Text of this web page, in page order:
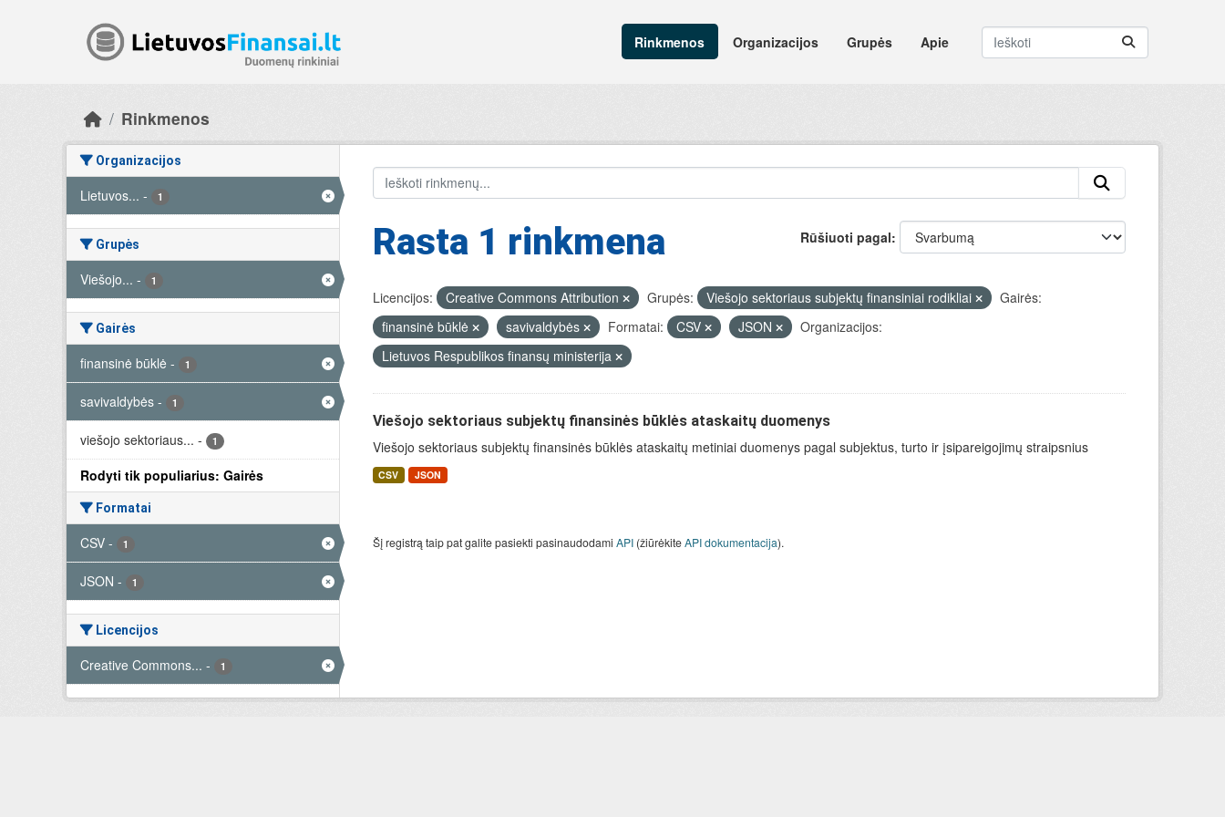
Rinkmenos
Organizacijos Grupės Apie
Rinkmenos
Organizacijos
Lietuvos... - 1
Grupės
Viešojo... - 1
Gairės
finansinė būklė - 1
savivaldybės - 1
viešojo sektoriaus... - 1
Rodyti tik populiarius: Gairės
Formatai
CSV - 1
JSON - 1
Licencijos
Creative Commons... - 1
Rūšiuoti pagal
Rasta 1 rinkmena
Licencijos: Creative Commons Attribution Grupės: Viešojo sektoriaus subjektų finansiniai rodikliai
Gairės:
finansinė būklė
savivaldybės Formatai: CSV JSON
Organizacijos:
Lietuvos Respublikos finansų ministerija
Viešojo sektoriaus subjektų finansinės būklės ataskaitų duomenys
Viešojo sektoriaus subjektų finansinės būklės ataskaitų metiniai duomenys pagal subjektus, turto ir įsipareigojimų straipsnius
CSV JSON
Šį registrą taip pat galite pasiekti pasinaudodami API(žiūrėkiteAPI dokumentacija).